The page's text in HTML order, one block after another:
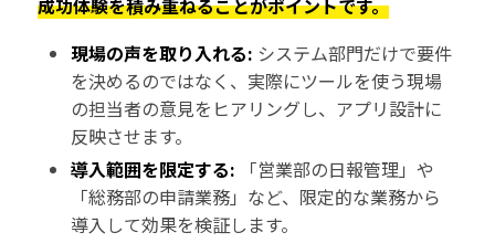
成功体験を積み重ねることがポイントです。
現場の声を取り入れる: システム部門だけで要件
を決めるのではなく、実際にツールを使う現場
の担当者の意見をヒアリングし、アプリ設計に
反映させます。
導入範囲を限定する: 「営業部の日報管理」や
「総務部の申請業務」など、限定的な業務から
導入して効果を検証します。